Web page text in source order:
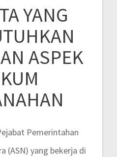
YANG
ASPEK
Pemerintahan
(ASN) yang bekerja di